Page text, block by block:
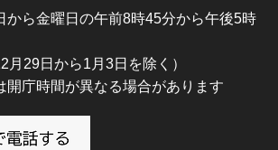
から金曜日の午前8時45分から午後5時
月29日から1月3日を除く）
庁時間が異なる場合があります